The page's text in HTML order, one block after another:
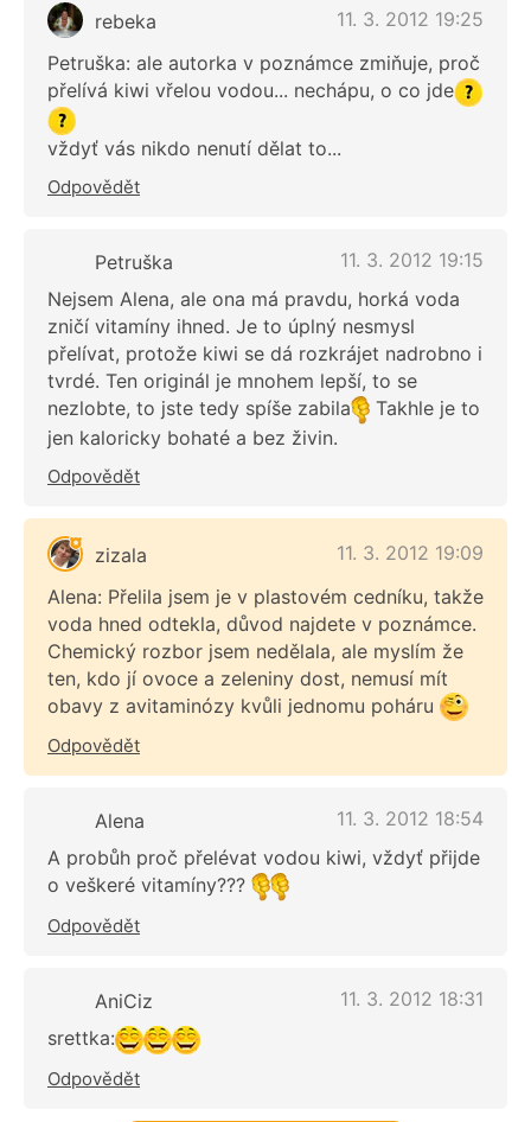
rebeka
11. 3. 2012 19:25
Petruška: ale autorka v poznámce zmiňuje, proč
přelívá kiwi vřelou vodou... nechápu, o co jde
vždyť vás nikdo nenutí dělat to...
Odpovědět
Petruška
11. 3. 2012 19:15
Nejsem Alena, ale ona má pravdu, horká voda
zničí vitamíny ihned. Je to úplný nesmysl
přelívat, protože kiwi se dá rozkrájet nadrobno i
tvrdé. Ten originál je mnohem lepší, to se
nezlobte, to jste tedy spíše zabila
Takhle je to
jen kaloricky bohaté a bez živin.
Odpovědět
zizala
11. 3. 2012 19:09
Alena: Přelila jsem je v plastovém cedníku, takže
voda hned odtekla, důvod najdete v poznámce.
Chemický rozbor jsem nedělala, ale myslím že
ten, kdo jí ovoce a zeleniny dost, nemusí mít
obavy z avitaminózy kvůli jednomu poháru
Odpovědět
Alena
11. 3. 2012 18:54
A probůh proč přelévat vodou kiwi, vždyť přijde
o veškeré vitamíny???
Odpovědět
AniCiz
11. 3. 2012 18:31
srettka:
Odpovědět